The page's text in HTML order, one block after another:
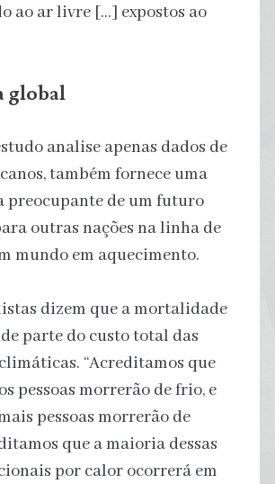
ao ar livre […] expostos ao
global
analise apenas dados de
também fornece uma
preocupante de um futuro
outras nações na linha de
mundo em aquecimento.
dizem que a mortalidade
parte do custo total das
“Acreditamos que
pessoas morrerão de frio, e
pessoas morrerão de
que a maioria dessas
por calor ocorrerá em